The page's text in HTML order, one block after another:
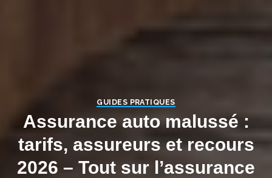
GUIDES PRATIQUES
Assurance auto malussé :
tarifs, assureurs et recours
2026 – Tout sur l’assurance